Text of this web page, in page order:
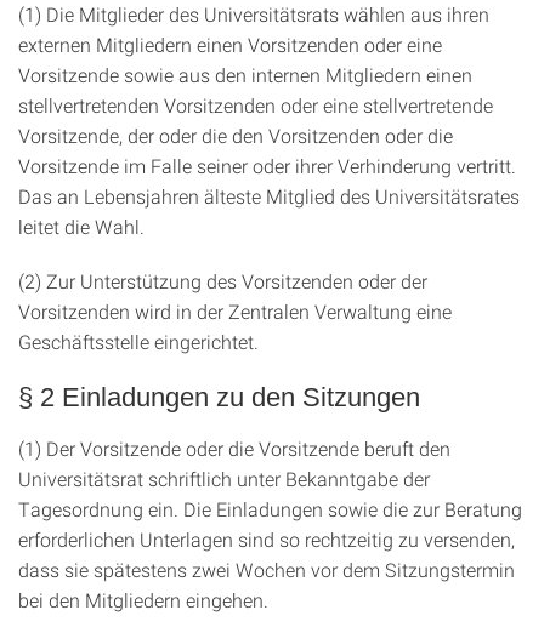
(1) Die Mitglieder des Universitätsrats wählen aus ihren
externen Mitgliedern einen Vorsitzenden oder eine
Vorsitzende sowie aus den internen Mitgliedern einen
stellvertretenden Vorsitzenden oder eine stellvertretende
Vorsitzende, der oder die den Vorsitzenden oder die
Vorsitzende im Falle seiner oder ihrer Verhinderung vertritt.
Das an Lebensjahren älteste Mitglied des Universitätsrates
leitet die Wahl.
(2) Zur Unterstützung des Vorsitzenden oder der
Vorsitzenden wird in der Zentralen Verwaltung eine
Geschäftsstelle eingerichtet.
§ 2 Einladungen zu den Sitzungen
(1) Der Vorsitzende oder die Vorsitzende beruft den
Universitätsrat schriftlich unter Bekanntgabe der
Tagesordnung ein. Die Einladungen sowie die zur Beratung
erforderlichen Unterlagen sind so rechtzeitig zu versenden,
dass sie spätestens zwei Wochen vor dem Sitzungstermin
bei den Mitgliedern eingehen.